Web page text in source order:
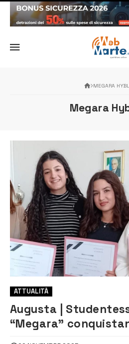
MEGARA
Megara
ATTUALITÀ
Augusta |
“Megara”